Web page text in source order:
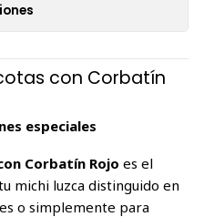
con Corbatín
especiales
Corbatín Rojo es el
michi luzca distinguido en
o simplemente para